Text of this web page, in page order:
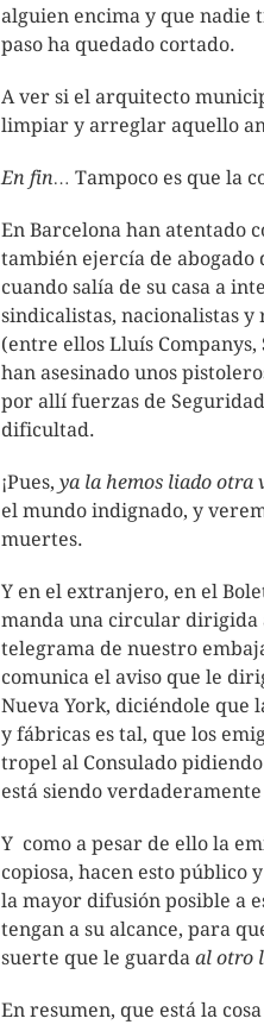
alguien encima y que nadie
paso ha quedado cortado.
A ver si el arquitecto
limpiar y arreglar aquello
En fin… Tampoco es que la
En Barcelona han atentado
también ejercía de abogado
cuando salía de su casa a
sindicalistas, nacionalistas
(entre ellos Lluís
han asesinado unos
por allí fuerzas de
dificultad.
¡Pues, ya la hemos liado otra
el mundo indignado, y
muertes.
Y en el extranjero, en el
manda una circular dirigida
telegrama de nuestro
comunica el aviso que le
Nueva York, diciéndole que
y fábricas es tal, que los
tropel al Consulado
está siendo
Y como a pesar de ello la
copiosa, hacen esto público
la mayor difusión posible a
tengan a su alcance, para
suerte que le guarda al otro
En resumen, que está la